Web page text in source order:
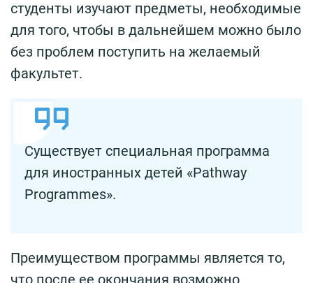
студенты изучают предметы, необходимые
для того, чтобы в дальнейшем можно было
без проблем поступить на желаемый
факультет.
Существует специальная программа
для иностранных детей «Pathway
Programmes».
Преимуществом программы является то,
что после ее окончания возможно